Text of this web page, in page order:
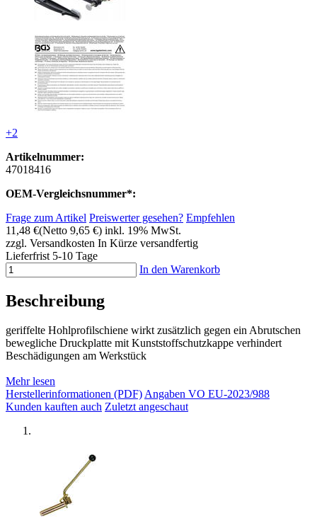
+2
Artikelnummer:
47018416
OEM-Vergleichsnummer*:
Frage zum Artikel Preiswerter gesehen? Empfehlen
11,48 €(Netto 9,65 €) inkl. 19% MwSt.
zzgl. Versandkosten In Kürze versandfertig
Lieferfrist 5-10 Tage
In den Warenkorb
Beschreibung
geriffelte Hohlprofilschiene wirkt zusätzlich gegen ein Abrutschen
bewegliche Druckplatte mit Kunststoffschutzkappe verhindert
Beschädigungen am Werkstück
Mehr lesen
Herstellerinformationen (PDF)Angaben VO EU-2023/988
Kunden kauften auch Zuletzt angeschaut